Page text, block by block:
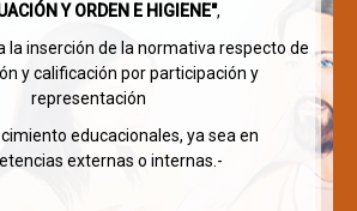
Y ORDEN E HIGIENE",
la inserción de la normativa respecto de
y calificación por participación y
representación
educacionales, ya sea en
externas o internas.-